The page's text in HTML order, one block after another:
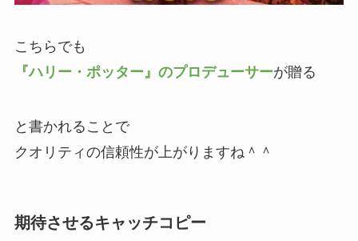
こちらでも
『ハリー・ポッター』のプロデューサーが贈る
と書かれることで
クオリティの信頼性が上がりますね＾＾
期待させるキャッチコピー